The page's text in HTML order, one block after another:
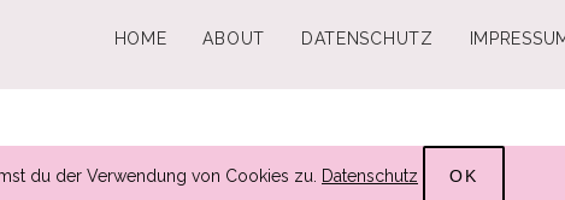
HOME ABOUT DATENSCHUTZ
du der Verwendung von Cookies zu. Datenschutz OK